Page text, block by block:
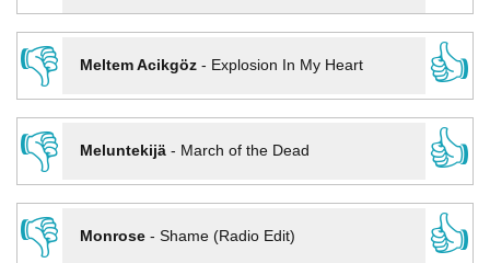
👎
Meltem Acikgöz- Explosion In My Heart
👍
👎
Meluntekijä- March of the Dead
👍
👎
Monrose- Shame (Radio Edit)
👍